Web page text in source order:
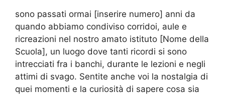
sono passati ormai [inserire numero] anni da
quando abbiamo condiviso corridoi, aule e
ricreazioni nel nostro amato istituto [Nome della
Scuola], un luogo dove tanti ricordi si sono
intrecciati fra i banchi, durante le lezioni e negli
attimi di svago. Sentite anche voi la nostalgia di
quei momenti e la curiosità di sapere cosa sia